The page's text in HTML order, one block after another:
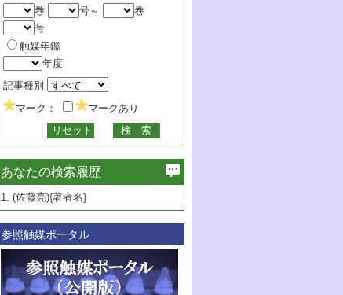
巻
号～
巻
号
触媒年鑑
年度
記事種別
マーク：
マークあり
あなたの検索履歴
1. (佐藤亮){著者名}
参照触媒ポータル